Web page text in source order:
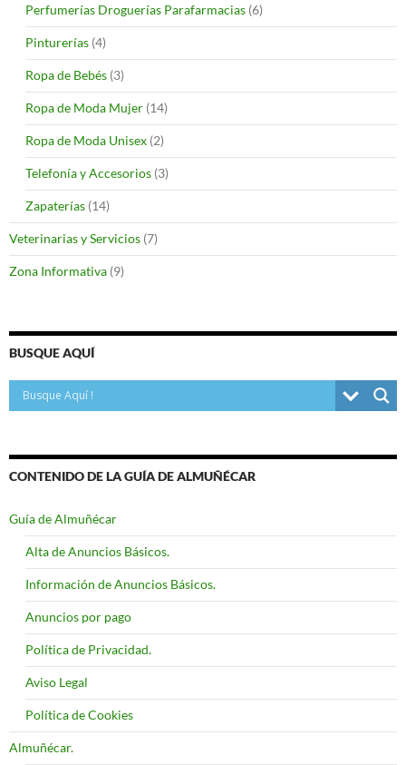
Perfumerías Droguerías Parafarmacias (6)
Pinturerías (4)
Ropa de Bebés (3)
Ropa de Moda Mujer (14)
Ropa de Moda Unisex (2)
Telefonía y Accesorios (3)
Zapaterías (14)
Veterinarias y Servicios (7)
Zona Informativa (9)
BUSQUE AQUÍ
CONTENIDO DE LA GUÍA DE ALMUÑÉCAR
Guía de Almuñécar
Alta de Anuncios Básicos.
Información de Anuncios Básicos.
Anuncios por pago
Política de Privacidad.
Aviso Legal
Política de Cookies
Almuñécar.